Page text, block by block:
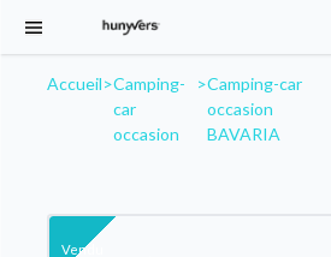
Accueil>Camping-
car
occasion
>Camping-car
occasion
BAVARIA
Vendu